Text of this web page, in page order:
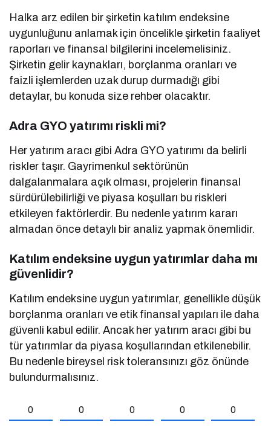
Halka arz edilen bir şirketin katılım endeksine
uygunluğunu anlamak için öncelikle şirketin faaliyet
raporları ve finansal bilgilerini incelemelisiniz.
Şirketin gelir kaynakları, borçlanma oranları ve
faizli işlemlerden uzak durup durmadığı gibi
detaylar, bu konuda size rehber olacaktır.
Adra GYO yatırımı riskli mi?
Her yatırım aracı gibi Adra GYO yatırımı da belirli
riskler taşır. Gayrimenkul sektörünün
dalgalanmalara açık olması, projelerin finansal
sürdürülebilirliği ve piyasa koşulları bu riskleri
etkileyen faktörlerdir. Bu nedenle yatırım kararı
almadan önce detaylı bir analiz yapmak önemlidir.
Katılım endeksine uygun yatırımlar daha mı
güvenlidir?
Katılım endeksine uygun yatırımlar, genellikle düşük
borçlanma oranları ve etik finansal yapıları ile daha
güvenli kabul edilir. Ancak her yatırım aracı gibi bu
tür yatırımlar da piyasa koşullarından etkilenebilir.
Bu nedenle bireysel risk toleransınızı göz önünde
bulundurmalısınız.
0 0 0 0 0